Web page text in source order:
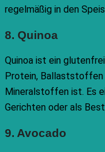
regelmäßig in den
8. Quinoa
Quinoa ist ein
Protein, Ballaststoffen
Mineralstoffen ist. Es
Gerichten oder als
9. Avocado